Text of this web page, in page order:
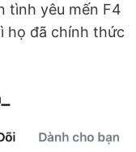
tình yêu mến F4
họ đã chính thức